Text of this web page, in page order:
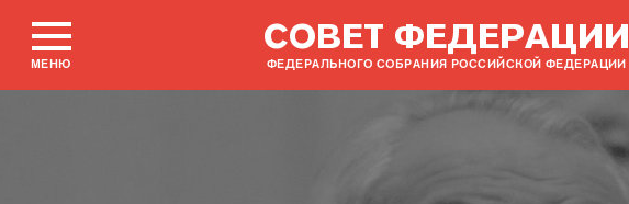
МЕНЮ
СОВЕТ ФЕДЕРАЦИИ
ФЕДЕРАЛЬНОГО СОБРАНИЯ РОССИЙСКОЙ ФЕДЕРАЦИИ